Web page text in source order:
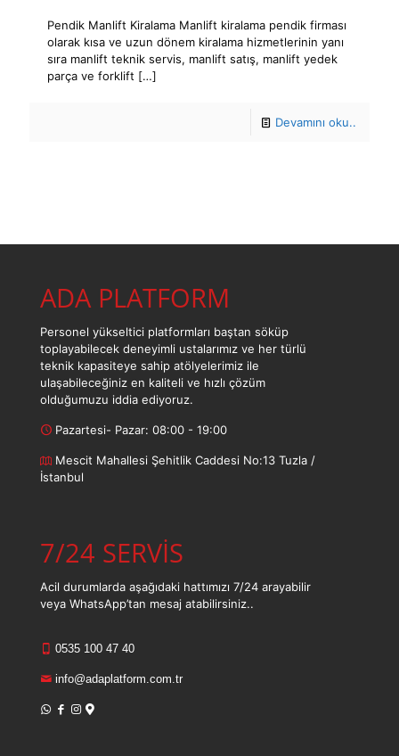
Pendik Manlift Kiralama Manlift kiralama pendik firması
olarak kısa ve uzun dönem kiralama hizmetlerinin yanı
sıra manlift teknik servis, manlift satış, manlift yedek
parça ve forklift […]
Devamını oku..
ADA PLATFORM
Personel yükseltici platformları baştan söküp
toplayabilecek deneyimli ustalarımız ve her türlü
teknik kapasiteye sahip atölyelerimiz ile
ulaşabileceğiniz en kaliteli ve hızlı çözüm
olduğumuzu iddia ediyoruz.
Pazartesi- Pazar: 08:00 - 19:00
Mescit Mahallesi Şehitlik Caddesi No:13 Tuzla /
İstanbul
7/24 SERVİS
Acil durumlarda aşağıdaki hattımızı 7/24 arayabilir
veya WhatsApp’tan mesaj atabilirsiniz..
0535 100 47 40
info@adaplatform.com.tr